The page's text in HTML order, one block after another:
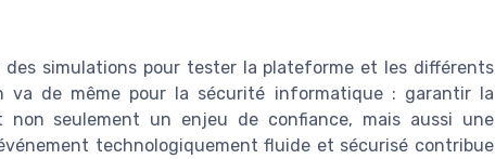
simulations pour tester la plateforme et les différents
va de même pour la sécurité informatique : garantir la
seulement un enjeu de confiance, mais aussi une
technologiquement fluide et sécurisé contribue